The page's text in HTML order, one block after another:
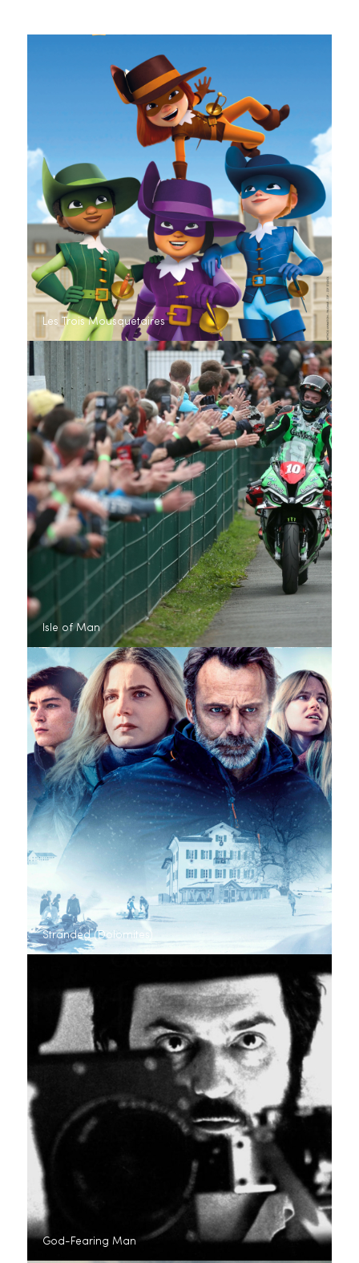
Les Trois Mousquetaires
Isle of Man
Stranded (Dolomites)
God-Fearing Man